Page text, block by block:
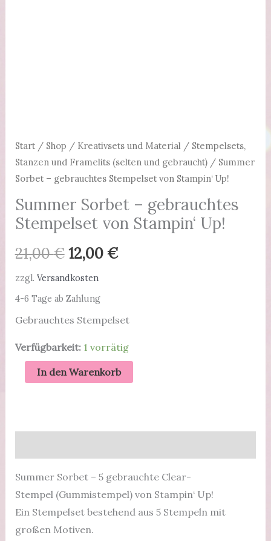
Start/ Shop / Kreativsets und Material / Stempelsets,
Stanzen und Framelits (selten und gebraucht)/ Summer
Sorbet – gebrauchtes Stempelset von Stampin‘ Up!
Summer Sorbet – gebrauchtes
Stempelset von Stampin‘ Up!
21,00€ Ursprünglicher
Preis
war:
12,00€Aktueller
zzgl. Versandkosten
4-6 Tage ab Zahlung
Gebrauchtes Stempelset
Verfügbarkeit: 1 vorrätig
Summer
Sorbet
von
Stampin'
Up!
Menge
In den Warenkorb
Summer Sorbet – 5 gebrauchte Clear-
Stempel (Gummistempel) von Stampin‘ Up!
Ein Stempelset bestehend aus 5 Stempeln mit
großen Motiven.